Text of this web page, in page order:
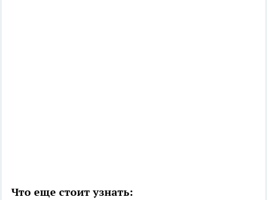
Что еще стоит узнать: